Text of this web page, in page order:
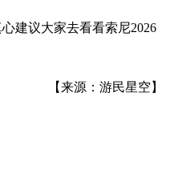
建议大家去看看索尼2026
【来源：游民星空】